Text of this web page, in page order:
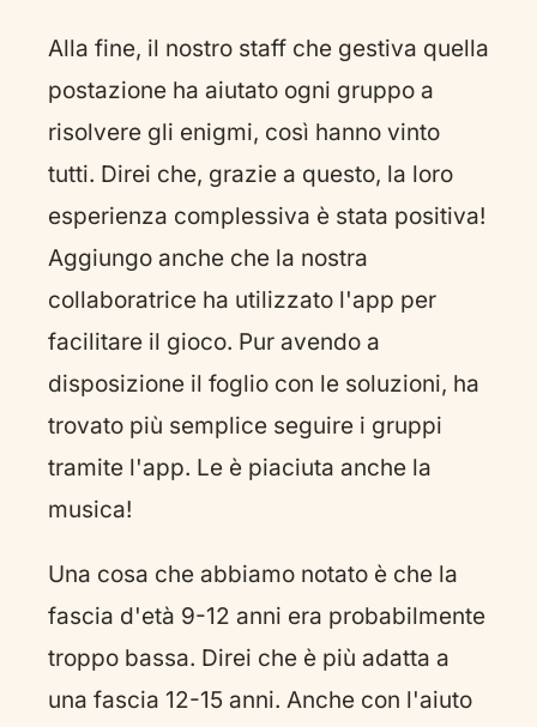
Alla fine, il nostro staff che gestiva quella
postazione ha aiutato ogni gruppo a
risolvere gli enigmi, così hanno vinto
tutti. Direi che, grazie a questo, la loro
esperienza complessiva è stata positiva!
Aggiungo anche che la nostra
collaboratrice ha utilizzato l'app per
facilitare il gioco. Pur avendo a
disposizione il foglio con le soluzioni, ha
trovato più semplice seguire i gruppi
tramite l'app. Le è piaciuta anche la
musica!
Una cosa che abbiamo notato è che la
fascia d'età 9-12 anni era probabilmente
troppo bassa. Direi che è più adatta a
una fascia 12-15 anni. Anche con l'aiuto